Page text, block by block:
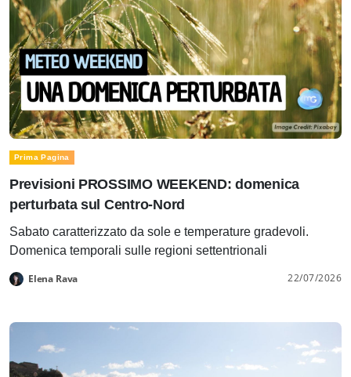
Prima Pagina
Previsioni PROSSIMO WEEKEND: domenica
perturbata sul Centro-Nord
Sabato caratterizzato da sole e temperature gradevoli.
Domenica temporali sulle regioni settentrionali
Elena Rava 22/07/2026